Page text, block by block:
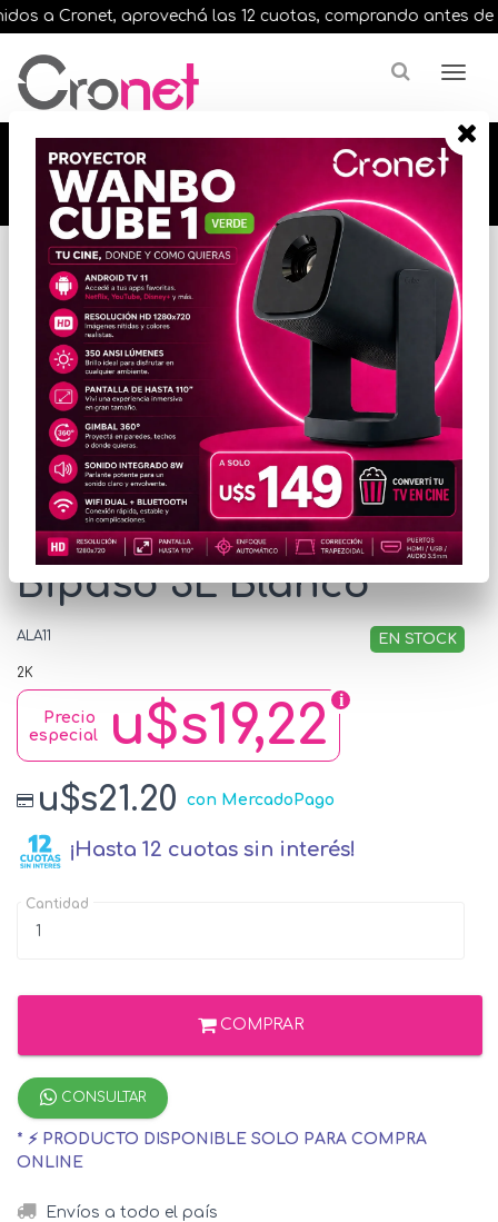
a Cronet, aprovechá las 12 cuotas, comprando antes de
🔥🔥🔥 12 cuotas, en todos nuestros artículos,
comprando antes de las 13 hrs. envíos en el
día 🔥🔥🔥
Inicio
VARIOS INFORMATICA
ACCESORIOS VARIOS
* Las imágenes se exhiben con fines ilustrativos.
Alargue Conatel 5m 4x
Bipaso 3L Blanco
ALA11 EN STOCK
2K
u$s19,22
Precio
especial
u$s21.20 con MercadoPago
¡Hasta 12 cuotas sin interés!
Cantidad
COMPRAR
CONSULTAR
* ⚡ PRODUCTO DISPONIBLE SOLO PARA COMPRA
ONLINE
Envíos a todo el país